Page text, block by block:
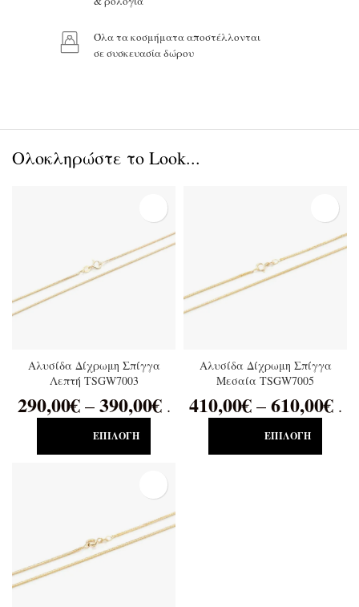
Όλα τα κοσμήματα αποστέλλονται
σε συσκευασία δώρου
Ολοκληρώστε το Look...
Αλυσίδα Δίχρωμη Σπίγγα
Λεπτή TSGW7003
290,00€ – 390,00€ .
ΕΠΙΛΟΓΉ
Αλυσίδα Δίχρωμη Σπίγγα
Μεσαία TSGW7005
410,00€ – 610,00€ .
ΕΠΙΛΟΓΉ